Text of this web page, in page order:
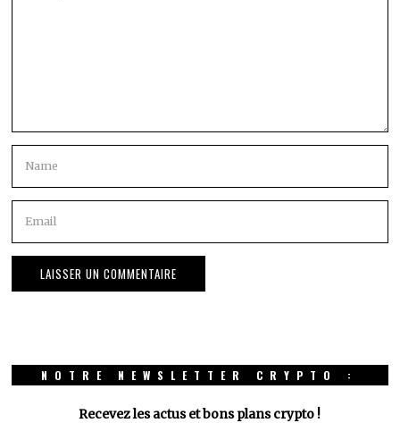
NOTRE NEWSLETTER CRYPTO :
Recevez les actus et bons plans crypto !